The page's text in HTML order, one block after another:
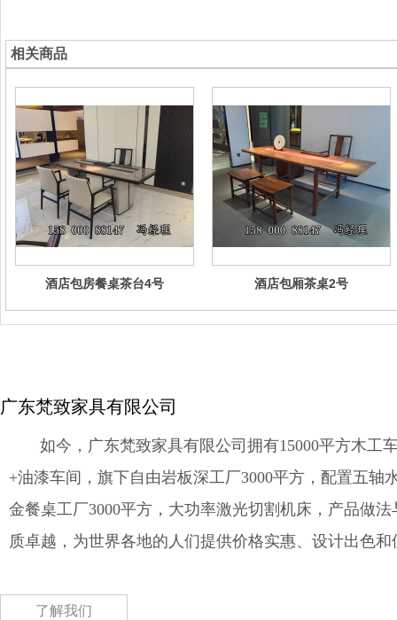
相关商品
酒店包房餐桌茶台4号 酒店包厢茶桌2号
广东梵致家具有限公司
如今，广东梵致家具有限公司拥有15000平方木工
+油漆车间，旗下自由岩板深工厂3000平方，配置五轴
金餐桌工厂3000平方，大功率激光切割机床，产品做
质卓越，为世界各地的人们提供价格实惠、设计出色
了解我们